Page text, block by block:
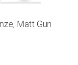
Matt Gun